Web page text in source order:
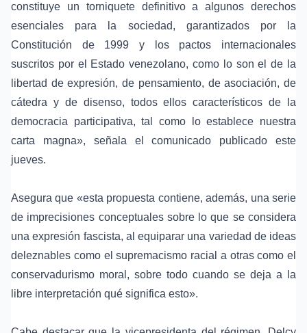
constituye un torniquete definitivo a algunos derechos
esenciales para la sociedad, garantizados por la
Constitución de 1999 y los pactos internacionales
suscritos por el Estado venezolano, como lo son el de la
libertad de expresión, de pensamiento, de asociación, de
cátedra y de disenso, todos ellos característicos de la
democracia participativa, tal como lo establece nuestra
carta magna», señala el comunicado publicado este
jueves.
Asegura que «esta propuesta contiene, además, una serie
de imprecisiones conceptuales sobre lo que se considera
una expresión fascista, al equiparar una variedad de ideas
deleznables como el supremacismo racial a otras como el
conservadurismo moral, sobre todo cuando se deja a la
libre interpretación qué significa esto».